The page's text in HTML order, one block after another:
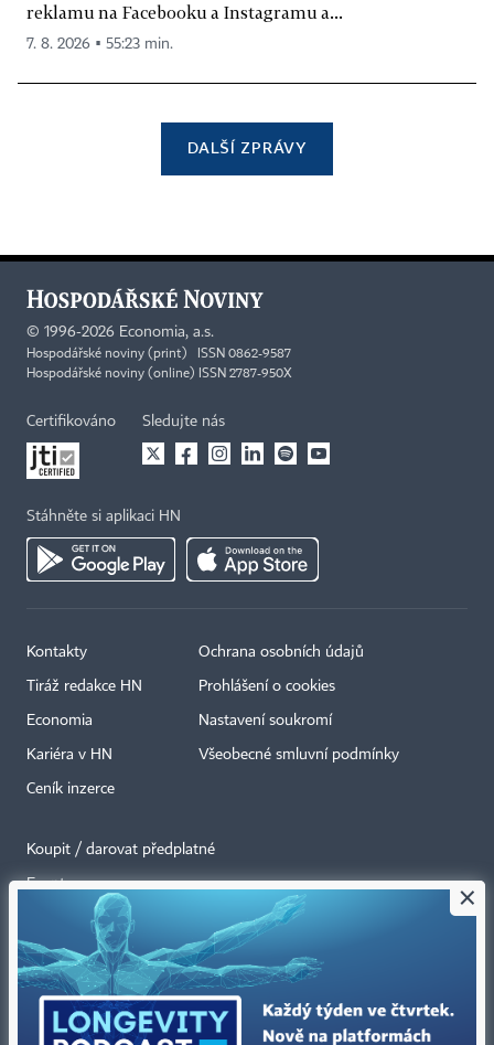
reklamu na Facebooku a Instagramu a...
7. 8. 2026 ▪ 55:23 min.
DALŠÍ ZPRÁVY
© 1996-2026 Economia, a.s.
Hospodářské noviny (print) ISSN 0862-9587
Hospodářské noviny (online) ISSN 2787-950X
Certifikováno Sledujte nás
Stáhněte si aplikaci HN
Kontakty
Tiráž redakce HN
Economia
Kariéra v HN
Ceník inzerce
Ochrana osobních údajů
Prohlášení o cookies
Nastavení soukromí
Všeobecné smluvní podmínky
Koupit / darovat předplatné
Eventy
Newslettery
RSS kanály
Autorská práva vykonává vydavatel. Bez písemného svolení vydavatele je
×